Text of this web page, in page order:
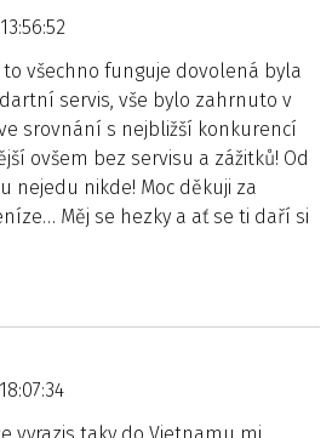
to všechno funguje dovolená byla
servis, vše bylo zahrnuto v
srovnání s nejbližší konkurencí
ovšem bez servisu a zážitků! Od
nejedu nikde! Moc děkuji za
Měj se hezky a ať se ti daří si